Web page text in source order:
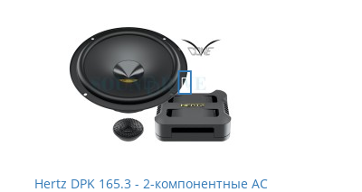
Hertz DPK 165.3 - 2-компонентные АС